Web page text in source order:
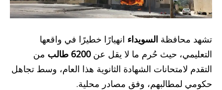
تشهد محافظة السويداء انهيارًا خطيرًا في واقعها
التعليمي، حيث حُرم ما لا يقل عن6200 طالب
من
التقدم لامتحانات الشهادة الثانوية هذا العام، وسط تجاهل
حكومي لمطالبهم، وفق مصادر محلية.